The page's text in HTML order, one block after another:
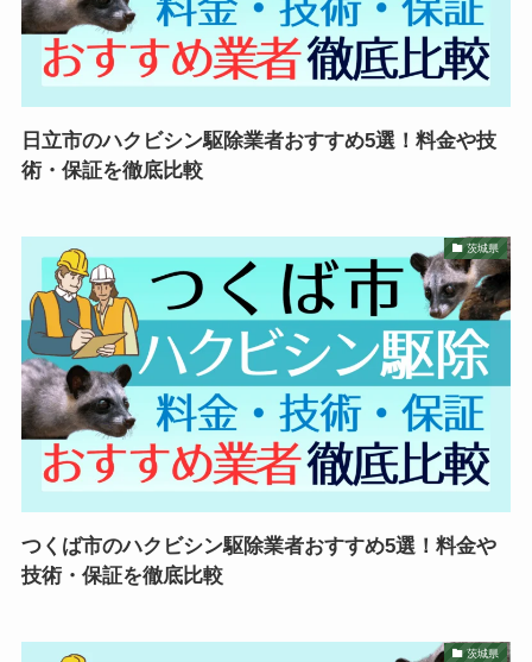
日立市のハクビシン駆除業者おすすめ5選！料金や技
術・保証を徹底比較
茨城県
つくば市のハクビシン駆除業者おすすめ5選！料金や
技術・保証を徹底比較
茨城県